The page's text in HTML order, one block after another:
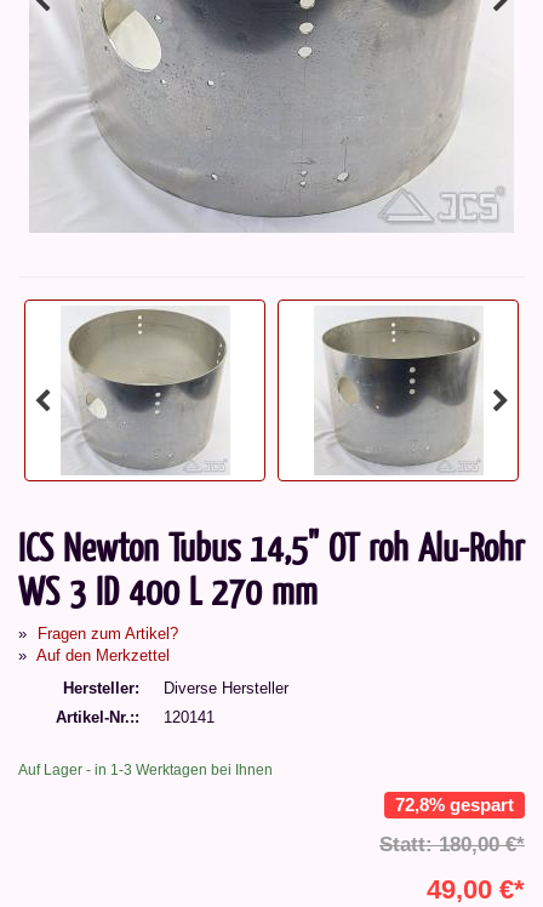
ICS Newton Tubus 14,5" OT roh Alu-Rohr
WS 3 ID 400 L 270 mm
Fragen zum Artikel?
Auf den Merkzettel
Hersteller
Diverse Hersteller
Artikel-Nr.:
120141
Auf Lager - in 1-3 Werktagen bei Ihnen
72,8% gespart
Statt: 180,00 €*
49,00 €*